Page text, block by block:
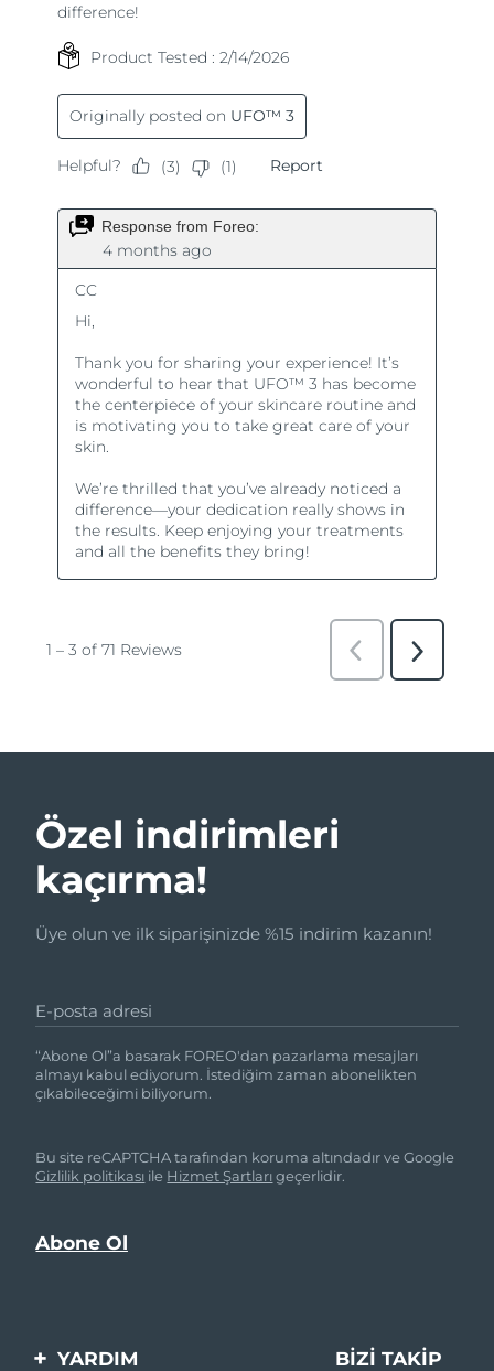
Özel indirimleri
kaçırma!
Üye olun ve ilk siparişinizde %15 indirim kazanın!
E-posta adresi
“Abone Ol”a basarak FOREO'dan pazarlama mesajları
almayı kabul ediyorum. İstediğim zaman abonelikten
çıkabileceğimi biliyorum.
Bu site reCAPTCHA tarafından koruma altındadır ve Google
Gizlilik politikası ile Hizmet Şartlarıgeçerlidir.
YARDIM BIZI TAKIP